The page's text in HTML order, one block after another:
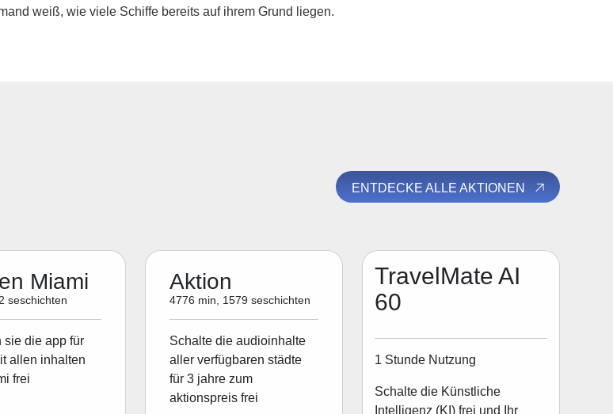
weiß, wie viele Schiffe bereits auf ihrem Grund liegen.
ENTDECKE ALLE AKTIONEN
Miami
seschichten
sie die app für
allen inhalten
frei
Aktion
4776 min, 1579 seschichten
Schalte die audioinhalte
aller verfügbaren städte
für 3 jahre zum
aktionspreis frei
TravelMate AI
60
1 Stunde Nutzung
Schalte die Künstliche
Intelligenz (KI) frei und Ihr